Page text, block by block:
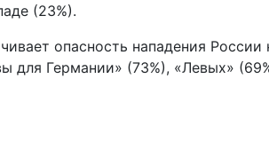
(23%).
опасность нападения России
для Германии» (73%), «Левых»